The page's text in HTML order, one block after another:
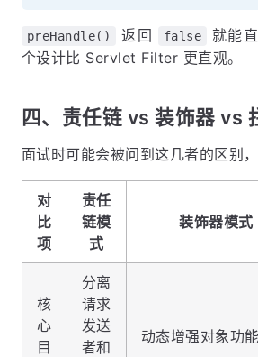
preHandle() 返回 false
就能
个设计比 Servlet Filter 更直观。
四、责任链 vs 装饰器 vs
面试时可能会被问到这几者的区别，
对
比
项
责任
链模
式
装饰器模式
核
心
目
分离
请求
发送
者和
动态增强对象功能